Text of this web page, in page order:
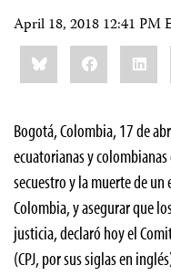
April 18, 2018 12:41 PM
Share
this:BlueskyFacebook
Bogotá, Colombia, 17 de
ecuatorianas y
secuestro y la muerte de
Colombia, y asegurar que
justicia, declaró hoy el
(CPJ, por sus siglas en